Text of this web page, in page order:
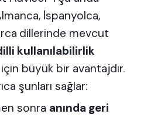
İspanyolca,
dillerinde mevcut
kullanılabilirlik
büyük bir avantajdır.
şunları sağlar:
sonra anında geri